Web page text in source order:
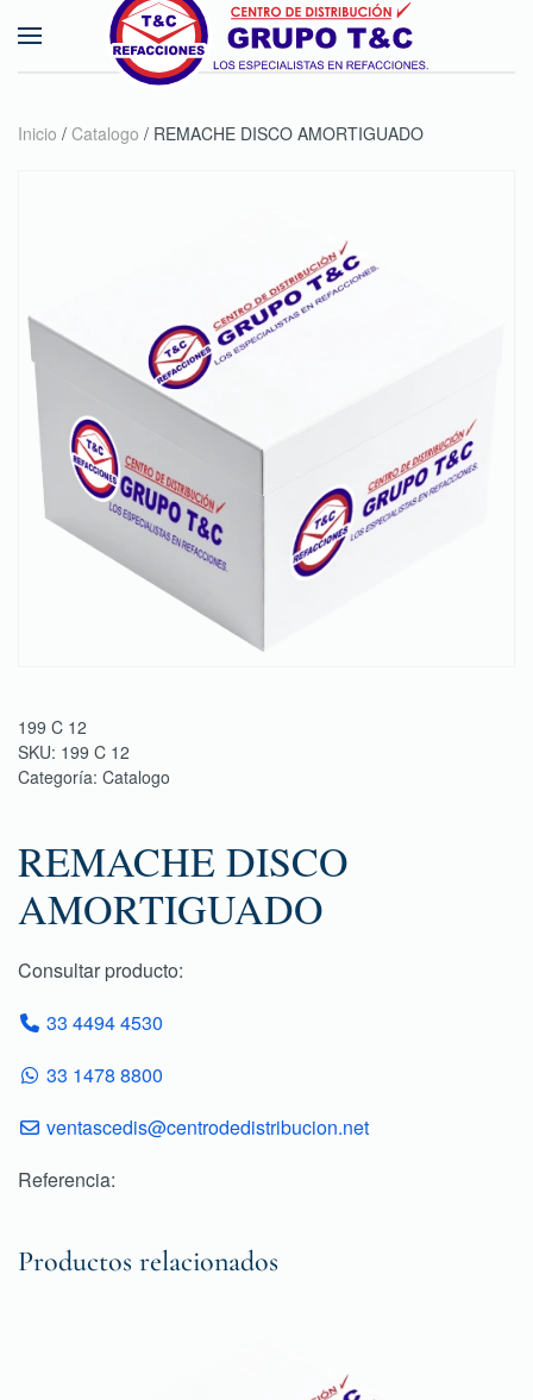
Skip to main content
Inicio / Catalogo / REMACHE DISCO AMORTIGUADO
199 C 12
SKU: 199 C 12
Categoría: Catalogo
REMACHE DISCO
AMORTIGUADO
Consultar producto:
33 4494 4530
33 1478 8800
ventascedis@centrodedistribucion.net
Referencia:
Productos relacionados